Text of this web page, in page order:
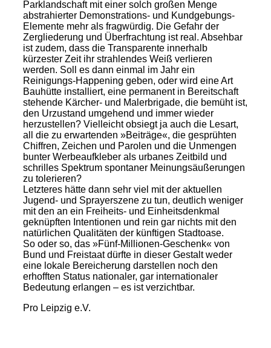
Parklandschaft mit einer solch großen Menge
abstrahierter Demonstrations- und Kundgebungs-
Elemente mehr als fragwürdig. Die Gefahr der
Zergliederung und Überfrachtung ist real. Absehbar
ist zudem, dass die Transparente innerhalb
kürzester Zeit ihr strahlendes Weiß verlieren
werden. Soll es dann einmal im Jahr ein
Reinigungs-Happening geben, oder wird eine Art
Bauhütte installiert, eine permanent in Bereitschaft
stehende Kärcher- und Malerbrigade, die bemüht ist,
den Urzustand umgehend und immer wieder
herzustellen? Vielleicht obsiegt ja auch die Lesart,
all die zu erwartenden »Beiträge«, die gesprühten
Chiffren, Zeichen und Parolen und die Unmengen
bunter Werbeaufkleber als urbanes Zeitbild und
schrilles Spektrum spontaner Meinungsäußerungen
zu tolerieren?
Letzteres hätte dann sehr viel mit der aktuellen
Jugend- und Sprayerszene zu tun, deutlich weniger
mit den an ein Freiheits- und Einheitsdenkmal
geknüpften Intentionen und rein gar nichts mit den
natürlichen Qualitäten der künftigen Stadtoase.
So oder so, das »Fünf-Millionen-Geschenk« von
Bund und Freistaat dürfte in dieser Gestalt weder
eine lokale Bereicherung darstellen noch den
erhofften Status nationaler, gar internationaler
Bedeutung erlangen – es ist verzichtbar.
Pro Leipzig e.V.